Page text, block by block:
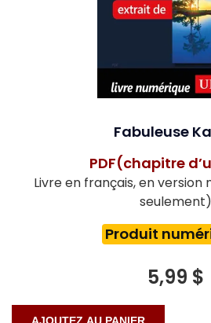
Fabuleuse
PDF(chapitre
Livre en français, en version
seulement)
Produit
5,99 $